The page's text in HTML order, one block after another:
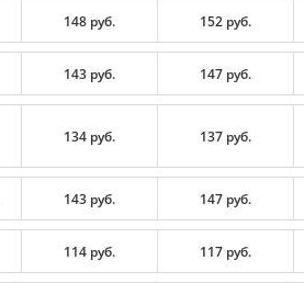
148 руб. 152 руб.
143 руб. 147 руб.
134 руб. 137 руб.
143 руб. 147 руб.
114 руб. 117 руб.